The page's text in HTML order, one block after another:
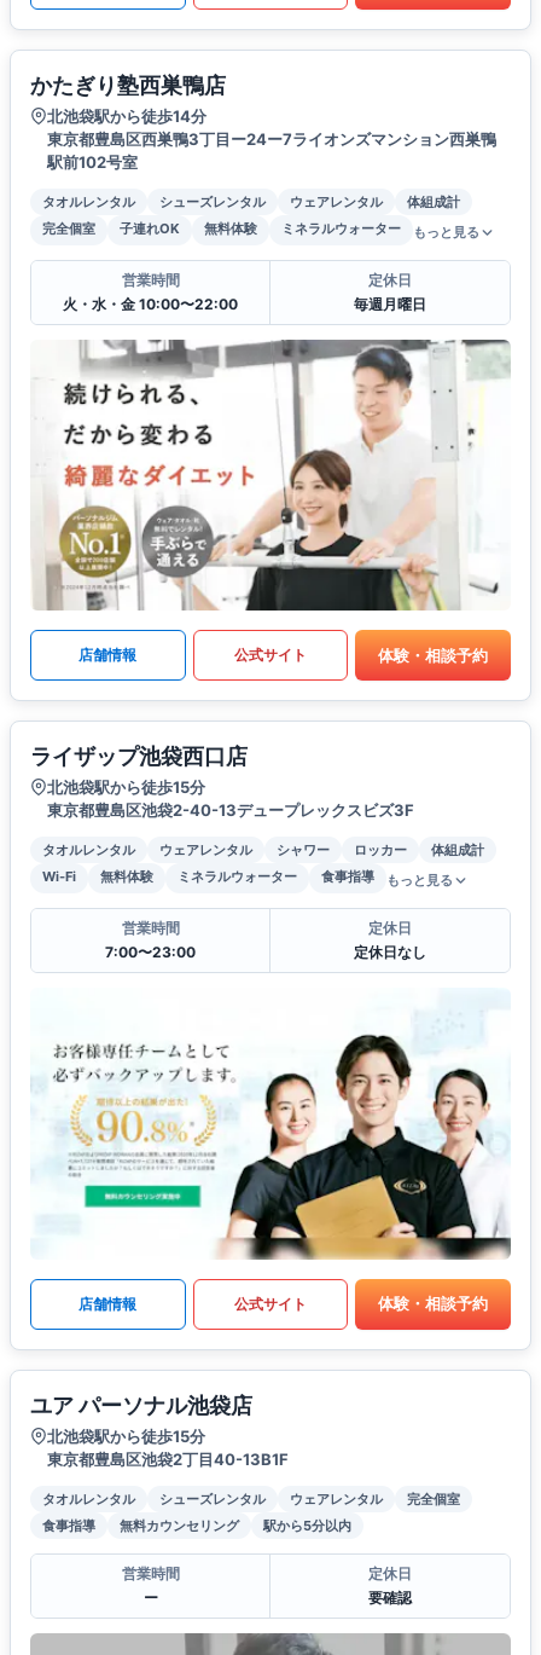
かたぎり塾西巣鴨店
北池袋駅から徒歩14分
東京都豊島区西巣鴨3丁目ー24ー7ライオンズマンション西巣鴨
駅前102号室
タオルレンタル シューズレンタル ウェアレンタル
体組成計
完全個室
子連れOK 無料体験 ミネラルウォーター もっと見る
営業時間
火・水・金 10:00〜22:00
定休日
毎週月曜日
店舗情報 公式サイト 体験・相談予約
ライザップ池袋西口店
北池袋駅から徒歩15分
東京都豊島区池袋2-40-13デュープレックスビズ3F
タオルレンタル ウェアレンタル シャワー ロッカー
体組成計
Wi-Fi
無料体験 ミネラルウォーター 食事指導 もっと見る
営業時間
7:00〜23:00
定休日
定休日なし
店舗情報 公式サイト 体験・相談予約
ユア パーソナル池袋店
北池袋駅から徒歩15分
東京都豊島区池袋2丁目40-13B1F
タオルレンタル シューズレンタル ウェアレンタル
完全個室
食事指導
無料カウンセリング 駅から5分以内
営業時間
ー
定休日
要確認